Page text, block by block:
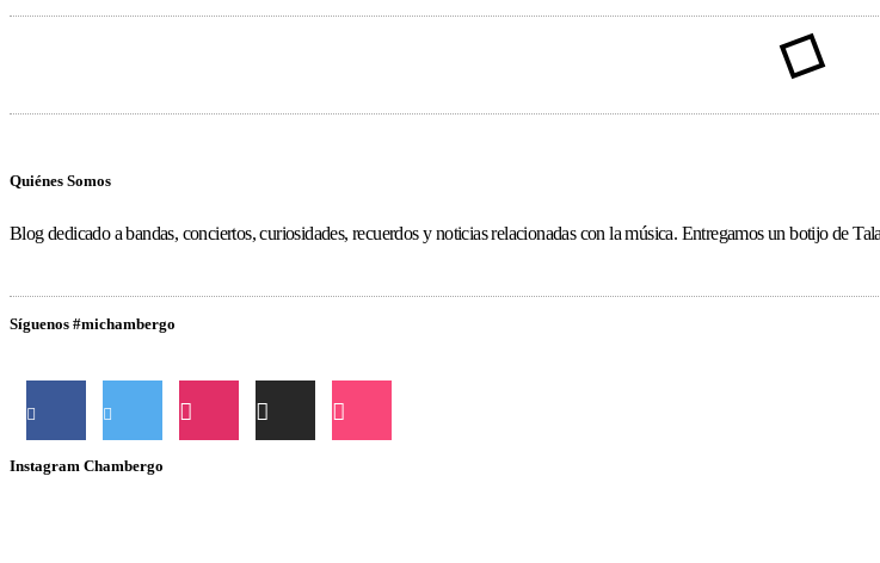
Quiénes Somos
Blog dedicado a bandas, conciertos, curiosidades, recuerdos y noticias relacionadas con la música. Entregamos un botijo de
Síguenos #michambergo
Instagram Chambergo